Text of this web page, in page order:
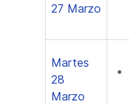
27 Marzo
Martes
28
Marzo